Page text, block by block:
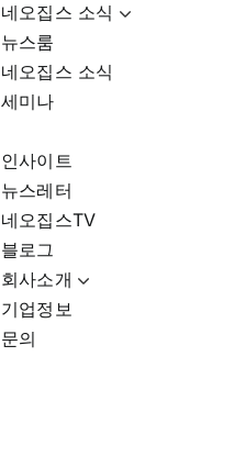
네오집스 소식
뉴스룸
네오집스 소식
세미나
인사이트
뉴스레터
네오집스TV
블로그
회사소개
기업정보
문의